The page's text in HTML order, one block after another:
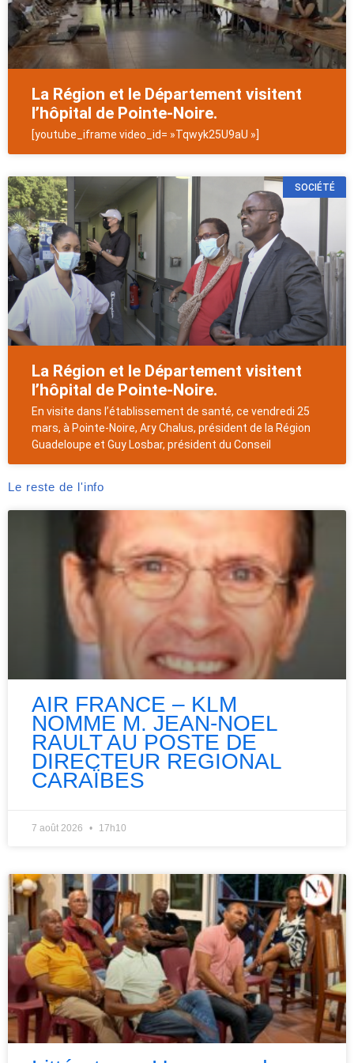
La Région et le Département visitent
l’hôpital de Pointe-Noire.
[youtube_iframe video_id= »Tqwyk25U9aU »]
SOCIÉTÉ
La Région et le Département visitent
l’hôpital de Pointe-Noire.
En visite dans l’établissement de santé, ce vendredi 25
mars, à Pointe-Noire, Ary Chalus, président de la Région
Guadeloupe et Guy Losbar, président du Conseil
Le reste de l'info
AIR FRANCE – KLM
NOMME M. JEAN-NOEL
RAULT AU POSTE DE
DIRECTEUR REGIONAL
CARAÏBES
7 août 2026 17h10